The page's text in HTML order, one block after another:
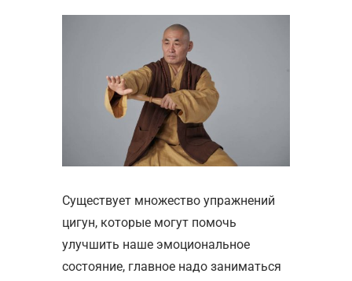
Существует множество упражнений
цигун, которые могут помочь
улучшить наше эмоциональное
состояние, главное надо заниматься